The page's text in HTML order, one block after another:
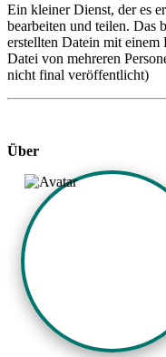
Ein kleiner Dienst, der es
bearbeiten und teilen. Das
erstellten Datein mit einem
Datei von mehreren
nicht final veröffentlicht)
Über